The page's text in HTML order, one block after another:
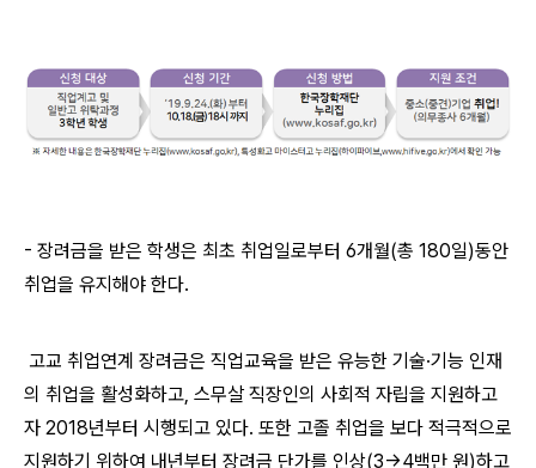
- 장려금을 받은 학생은 최초 취업일로부터 6개월(총 180일)동안
취업을 유지해야 한다.
고교 취업연계 장려금은 직업교육을 받은 유능한 기술·기능 인재
의 취업을 활성화하고, 스무살 직장인의 사회적 자립을 지원하고
자 2018년부터 시행되고 있다. 또한 고졸 취업을 보다 적극적으로
지원하기 위하여 내년부터 장려금 단가를 인상(3→4백만 원)하고